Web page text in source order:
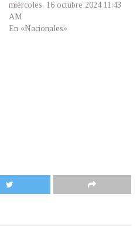
miércoles, 16 octubre 2024 11:43
AM
En «Nacionales»